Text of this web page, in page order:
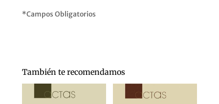
*Campos Obligatorios
También te recomendamos